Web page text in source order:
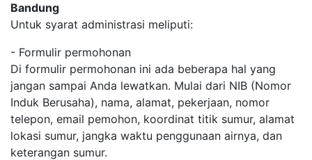
Bandung
Untuk syarat administrasi meliputi:
- Formulir permohonan
Di formulir permohonan ini ada beberapa hal yang
jangan sampai Anda lewatkan. Mulai dari NIB (Nomor
Induk Berusaha), nama, alamat, pekerjaan, nomor
telepon, email pemohon, koordinat titik sumur, alamat
lokasi sumur, jangka waktu penggunaan airnya, dan
keterangan sumur.